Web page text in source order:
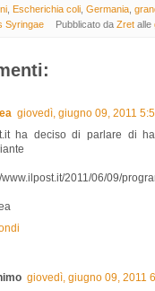
, Escherichia coli, Germania,
Syringae
Pubblicato daZret alle
giovedì, giugno 09, 2011
ha deciso di parlare di
www.ilpost.it/2011/06/09/
giovedì, giugno 09, 2011